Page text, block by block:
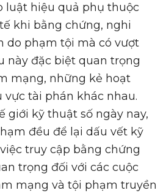
luật hiệu quả phụ thuộc
khi bằng chứng, nghi
do phạm tội mà có vượt
này đặc biệt quan trọng
mạng, những kẻ hoạt
tài phán khác nhau.
giới kỹ thuật số ngày nay,
đều để lại dấu vết kỹ
truy cập bằng chứng
trọng đối với các cuộc
mạng và tội phạm truyền